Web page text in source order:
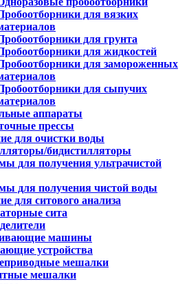
для вязких
для грунта
для жидкостей
для замороженных
для сыпучих
аппараты
прессы
для очистки воды
бидистилляторы
для получения ультрачистой
для получения чистой воды
для ситового анализа
сита
машины
устройства
мешалки
мешалки